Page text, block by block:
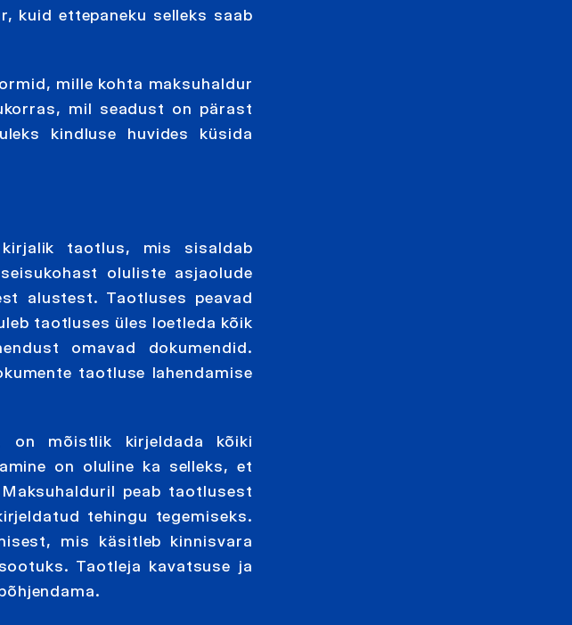
kuid ettepaneku selleks saab
mille kohta maksuhaldur
mil seadust on pärast
kindluse huvides küsida
taotlus, mis sisaldab
oluliste asjaolude
alustest. Taotluses peavad
taotluses üles loetleda kõik
omavad dokumendid.
taotluse lahendamise
on mõistlik kirjeldada kõiki
on oluline ka selleks, et
peab taotlusest
tehingu tegemiseks.
mis käsitleb kinnisvara
Taotleja kavatsuse ja